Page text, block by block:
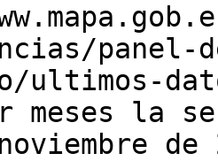
panel-
ultimos-
meses la
de